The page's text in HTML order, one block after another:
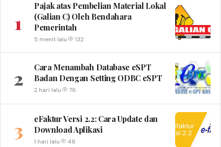
1
Pajak atas Pembelian Material Lokal
(Galian C) Oleh Bendahara
Pemerintah
5 menit lalu· 132
2
Cara Menambah Database eSPT
Badan Dengan Setting ODBC eSPT
2 hari lalu· 76
3
eFaktur Versi 2.2: Cara Update dan
Download Aplikasi
1 hari lalu· 48